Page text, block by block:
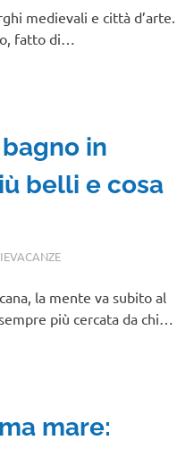
medievali e città d’arte.
fatto di…
in
belli e cosa
la mente va subito al
più cercata da chi…
mare: